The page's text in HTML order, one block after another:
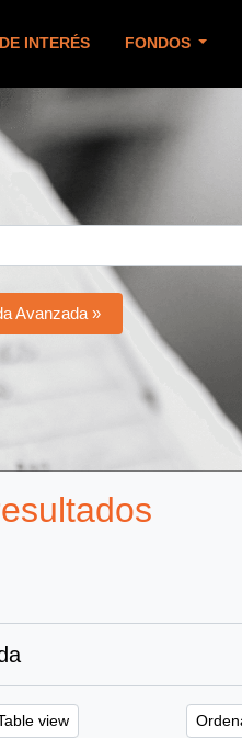
INTERÉS FONDOS
Avanzada »
view